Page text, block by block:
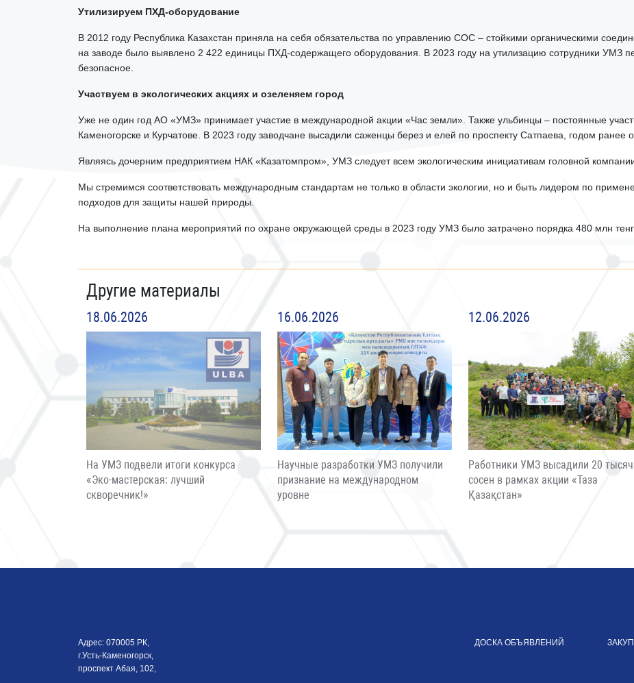
Утилизируем ПХД-оборудование
В 2012 году Республика Казахстан приняла на себя обязательства по управлению СОС – стойкими органическими
на заводе было выявлено 2 422 единицы ПХД-содержащего оборудования. В 2023 году на утилизацию сотрудники УМЗ
безопасное.
Участвуем в экологических акциях и озеленяем город
Уже не один год АО «УМЗ» принимает участие в международной акции «Час земли». Также ульбинцы – постоянные
Каменогорске и Курчатове. В 2023 году заводчане высадили саженцы берез и елей по проспекту Сатпаева, годом ранее
Являясь дочерним предприятием НАК «Казатомпром», УМЗ следует всем экологическим инициативам головной
Мы стремимся соответствовать международным стандартам не только в области экологии, но и быть лидером по
подходов для защиты нашей природы.
На выполнение плана мероприятий по охране окружающей среды в 2023 году УМЗ было затрачено порядка 480 млн
Другие материалы
18.06.2026
На УМЗ подвели итоги конкурса
«Эко-мастерская: лучший
скворечник!»
16.06.2026
Научные разработки УМЗ получили
признание на международном
уровне
12.06.2026
Работники УМЗ высадили 20 тысяч
сосен в рамках акции «Таза
Қазақстан»
Адрес: 070005 РК,
г.Усть-Каменогорск,
проспект Абая, 102,
ДОСКА ОБЪЯВЛЕНИЙ